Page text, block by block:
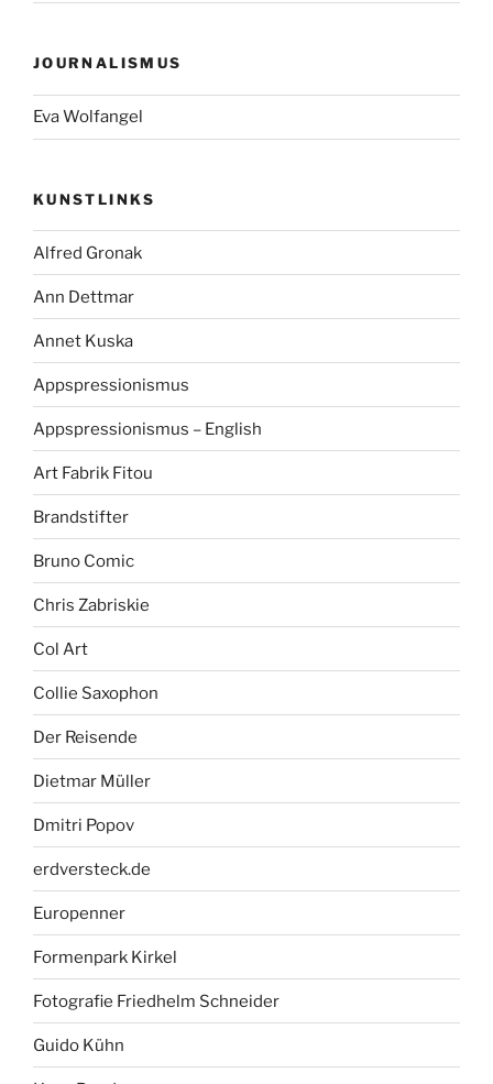
JOURNALISMUS
Eva Wolfangel
KUNSTLINKS
Alfred Gronak
Ann Dettmar
Annet Kuska
Appspressionismus
Appspressionismus – English
Art Fabrik Fitou
Brandstifter
Bruno Comic
Chris Zabriskie
Col Art
Collie Saxophon
Der Reisende
Dietmar Müller
Dmitri Popov
erdversteck.de
Europenner
Formenpark Kirkel
Fotografie Friedhelm Schneider
Guido Kühn